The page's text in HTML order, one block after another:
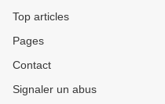
Top articles
Pages
Contact
Signaler un abus